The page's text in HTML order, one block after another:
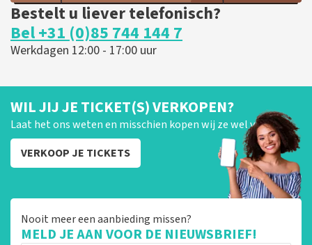
Bestelt u liever telefonisch?
Bel +31 (0)85 744 144 7
Werkdagen 12:00 - 17:00 uur
WIL JIJ JE TICKET(S) VERKOPEN?
Laat het ons weten en misschien kopen wij ze wel van je!
VERKOOP JE TICKETS
Nooit meer een aanbieding missen?
MELD JE AAN VOOR DE NIEUWSBRIEF!